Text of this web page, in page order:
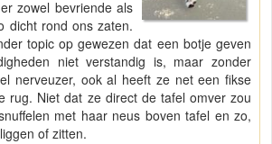
zowel bevriende als
dicht rond ons zaten.
topic op gewezen dat een botje geven
niet verstandig is, maar zonder
nerveuzer, ook al heeft ze net een fikse
rug. Niet dat ze direct de tafel omver zou
met haar neus boven tafel en zo,
of zitten.